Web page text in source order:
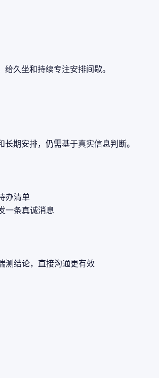
给久坐和持续专注安排间歇。
长期安排，仍需基于真实信息判断。
办清单
一条真诚消息
测结论，直接沟通更有效